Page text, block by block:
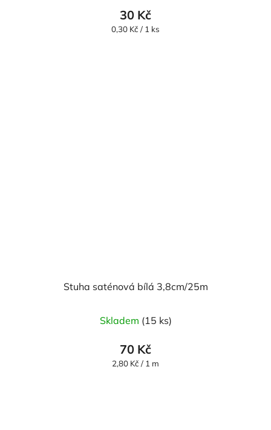
30 Kč
Měrná
0,30 Kč / 1 ks
Stuha saténová bílá 3,8cm/25m
Skladem (15 ks)
70 Kč
Měrná
2,80 Kč / 1 m